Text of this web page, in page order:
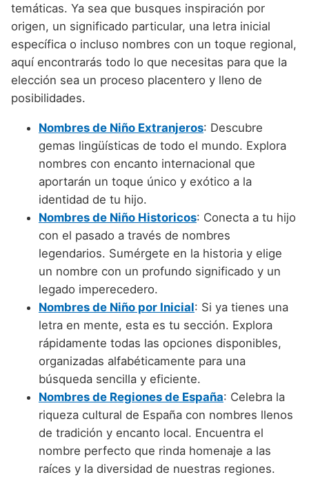
Nombres de niño que empiezan por J
Nombres de niño que empiezan por K
Nombres de niño que empiezan por L
Nombres de niño que empiezan por M
Nombres de niño que empiezan por O
Nombres de niño que empiezan por P
Nombres de niño que empiezan por Q
Nombres de niño que empiezan por R
Nombres de niño que empiezan por S
Nombres de niño que empiezan por T
Nombres de niño que empiezan por U
Nombres de niño que empiezan por V
Nombres de niño que empiezan por W
Nombres de niño que empiezan por X
Nombres de niño que empiezan por Y
Nombres de niño que empiezan por Z
Nombres de Niño Extremeños
Nombres de Niño Gallegos
Nombres de Niño Madrileños
Nombres de Niño Navarros
Nombres de Niño Riojanos
Nombres de Niño Valencianos
Nombres de Niño Vascos
Nombres de Niño Ingleses
Nombres de Niño Italianos
Nombres de Niño Japoneses
Nombres de Niño Marroquíes
Nombres de Niño Portugueses
Nombres de Niño Rumanos
Nombres de Niño Rusos
Nombres de Niño Suecos
temáticas. Ya sea que busques inspiración por
origen, un significado particular, una letra inicial
específica o incluso nombres con un toque regional,
aquí encontrarás todo lo que necesitas para que la
elección sea un proceso placentero y lleno de
posibilidades.
Nombres de Niño Extranjeros: Descubre
gemas lingüísticas de todo el mundo. Explora
nombres con encanto internacional que
aportarán un toque único y exótico a la
identidad de tu hijo.
Nombres de Niño Historicos: Conecta a tu hijo
con el pasado a través de nombres
legendarios. Sumérgete en la historia y elige
un nombre con un profundo significado y un
legado imperecedero.
Nombres de Niño por Inicial: Si ya tienes una
letra en mente, esta es tu sección. Explora
rápidamente todas las opciones disponibles,
organizadas alfabéticamente para una
búsqueda sencilla y eficiente.
Nombres de Regiones de España: Celebra la
riqueza cultural de España con nombres llenos
de tradición y encanto local. Encuentra el
nombre perfecto que rinda homenaje a las
raíces y la diversidad de nuestras regiones.